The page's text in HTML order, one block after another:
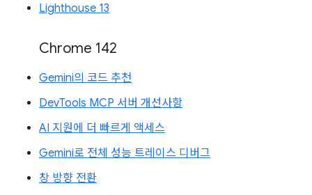
Lighthouse 13
Chrome 142
Gemini의 코드 추천
DevTools MCP 서버 개선사항
AI 지원에 더 빠르게 액세스
Gemini로 전체 성능 트레이스 디버그
창 방향 전환